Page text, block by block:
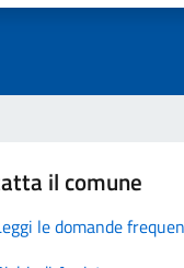
il comune
le domande